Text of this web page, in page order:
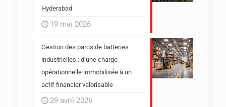
Hyderabad
19 mai 2026
Gestion des parcs de batteries
industrielles : d’une charge
opérationnelle immobilisée à un
actif financier valorisable
29 avril 2026